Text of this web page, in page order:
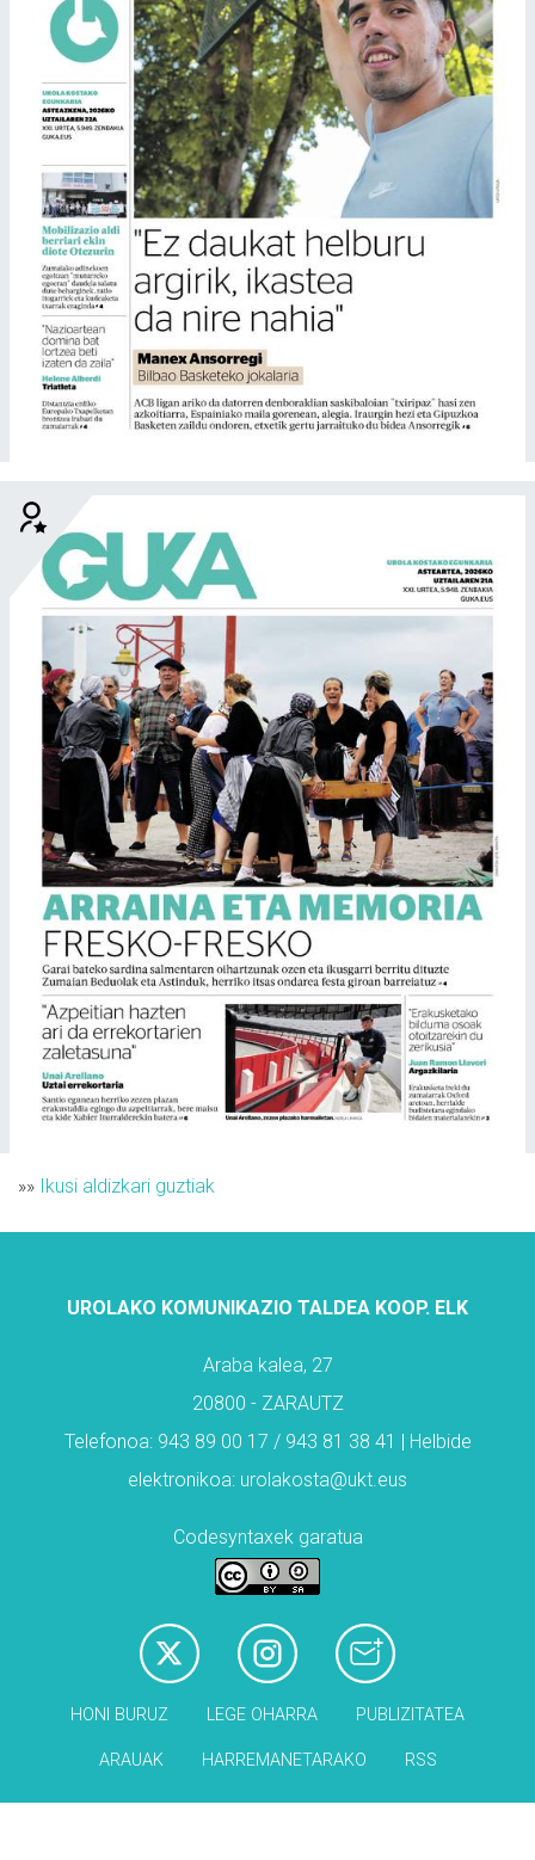
»» Ikusi aldizkari guztiak
UROLAKO KOMUNIKAZIO TALDEA KOOP. ELK
Araba kalea, 27
20800 - ZARAUTZ
Telefonoa: 943 89 00 17 / 943 81 38 41 | Helbide
elektronikoa: urolakosta@ukt.eus
Codesyntaxek garatua
HONI BURUZ LEGE OHARRA PUBLIZITATEA
ARAUAK HARREMANETARAKO RSS